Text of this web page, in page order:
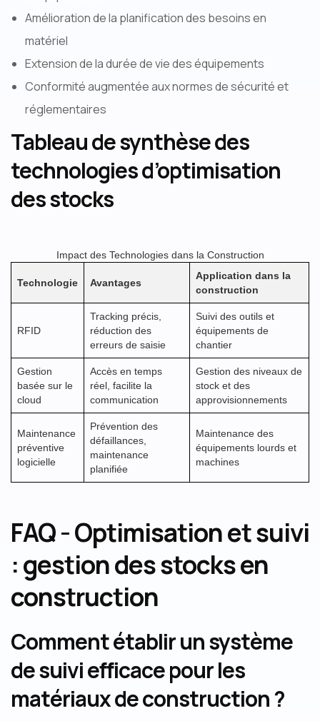
Amélioration de la planification des besoins en
matériel
Extension de la durée de vie des équipements
Conformité augmentée aux normes de sécurité et
réglementaires
Tableau de synthèse des
technologies d’optimisation
des stocks
Impact des Technologies dans la Construction
Technologie Avantages
Application dans la
construction
RFID
Tracking précis,
réduction des
erreurs de saisie
Suivi des outils et
équipements de
chantier
Gestion
basée sur le
cloud
Accès en temps
réel, facilite la
communication
Gestion des niveaux de
stock et des
approvisionnements
Maintenance
préventive
logicielle
Prévention des
défaillances,
maintenance
planifiée
Maintenance des
équipements lourds et
machines
FAQ - Optimisation et suivi
: gestion des stocks en
construction
Comment établir un système
de suivi efficace pour les
matériaux de construction ?